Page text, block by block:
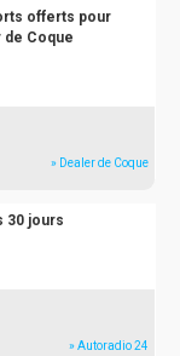
offerts pour
de Coque
» Dealer de Coque
30 jours
» Autoradio 24